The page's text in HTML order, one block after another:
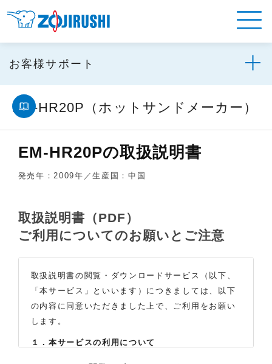
お客様サポート
EM-HR20P（ホットサンドメーカー）
EM-HR20Pの取扱説明書
発売年：2009年／生産国：中国
取扱説明書（PDF）
ご利用についてのお願いとご注意
取扱説明書の閲覧・ダウンロードサービス（以下、
「本サービス」といいます）につきましては、以下
の内容に同意いただきました上で、ご利用をお願い
します。
１．本サービスの利用について